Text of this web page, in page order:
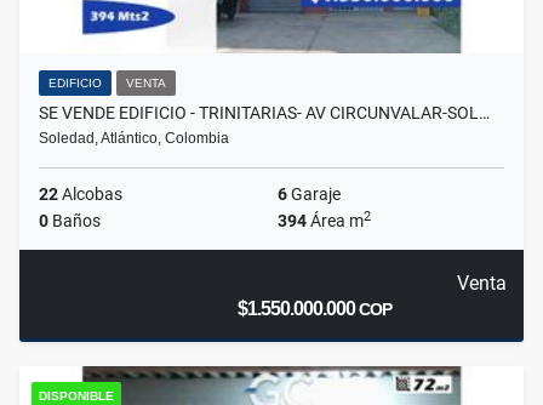
EDIFICIO VENTA
SE VENDE EDIFICIO - TRINITARIAS- AV CIRCUNVALAR-SOL…
Soledad, Atlántico, Colombia
22Alcobas 6Garaje
0 Baños 394Área m2
Venta
$1.550.000.000COP
DISPONIBLE